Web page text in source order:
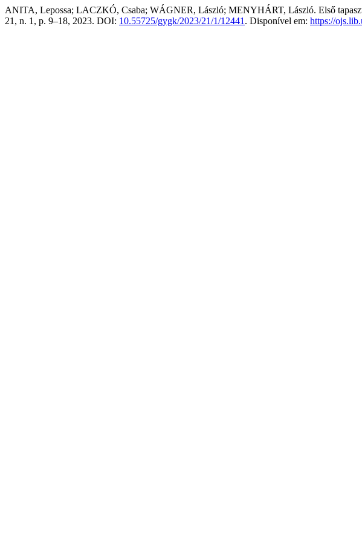
ANITA, Lepossa; LACZKÓ, Csaba; WÁGNER, László; MENYHÁRT, László. Első
21, n. 1, p. 9–18, 2023. DOI: 10.55725/gygk/2023/21/1/12441 . Disponível em: https://